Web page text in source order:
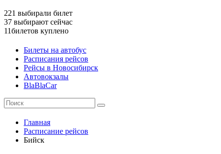
221 выбирали билет
37 выбирают сейчас
11билетов куплено
Билеты на автобус
Расписания рейсов
Рейсы в Новосибирск
Автовокзалы
BlaBlaCar
Главная
Расписание рейсов
Бийск